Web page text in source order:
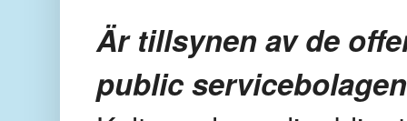
Är tillsynen av de
public